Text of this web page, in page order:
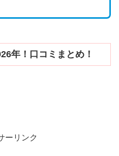
年！口コミまとめ！
ーリンク